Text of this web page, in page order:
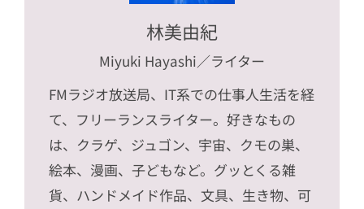
林美由紀
Miyuki Hayashi／ライター
FMラジオ放送局、IT系での仕事人生活を経
て、フリーランスライター。好きなもの
は、クラゲ、ジュゴン、宇宙、クモの巣、
絵本、漫画、子どもなど。グッとくる雑
貨、ハンドメイド作品、文具、生き物、可